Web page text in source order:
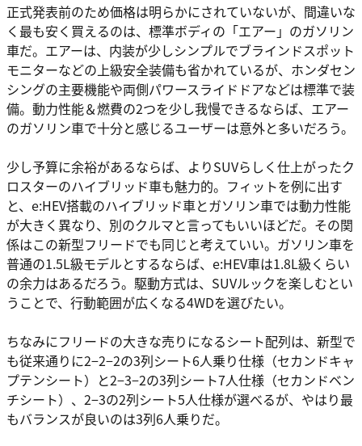
正式発表前のため価格は明らかにされていないが、間違いな
く最も安く買えるのは、標準ボディの「エアー」のガソリン
車だ。エアーは、内装が少しシンプルでブラインドスポット
モニターなどの上級安全装備も省かれているが、ホンダセン
シングの主要機能や両側パワースライドドアなどは標準で装
備。動力性能＆燃費の2つを少し我慢できるならば、エアー
のガソリン車で十分と感じるユーザーは意外と多いだろう。
少し予算に余裕があるならば、よりSUVらしく仕上がったク
ロスターのハイブリッド車も魅力的。フィットを例に出す
と、e:HEV搭載のハイブリッド車とガソリン車では動力性能
が大きく異なり、別のクルマと言ってもいいほどだ。その関
係はこの新型フリードでも同じと考えていい。ガソリン車を
普通の1.5L級モデルとするならば、e:HEV車は1.8L級くらい
の余力はあるだろう。駆動方式は、SUVルックを楽しむとい
うことで、行動範囲が広くなる4WDを選びたい。
ちなみにフリードの大きな売りになるシート配列は、新型で
も従来通りに2−2−2の3列シート6人乗り仕様（セカンドキャ
プテンシート）と2−3−2の3列シート7人仕様（セカンドベン
チシート）、2−3の2列シート5人仕様が選べるが、やはり最
もバランスが良いのは3列6人乗りだ。